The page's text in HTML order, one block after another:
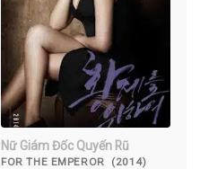
Nữ Giám Đốc Quyến Rũ
FOR THE EMPEROR (2014)